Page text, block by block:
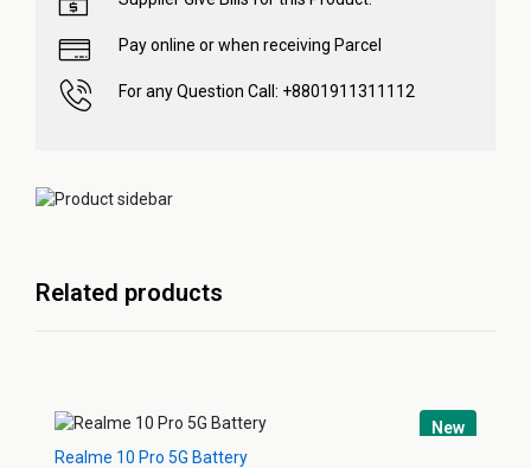
Pay online or when receiving Parcel
For any Question Call: +8801911311112
Related products
New
Realme 10 Pro 5G Battery